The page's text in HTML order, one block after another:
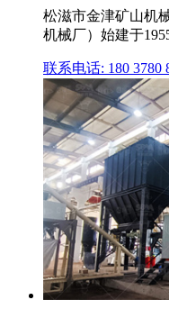
松滋市金津矿山机
机械厂）始建于
联系电话: 180 3780